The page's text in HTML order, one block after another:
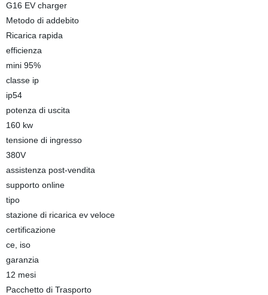
G16 EV charger
Metodo di addebito
Ricarica rapida
efficienza
mini 95%
classe ip
ip54
potenza di uscita
160 kw
tensione di ingresso
380V
assistenza post-vendita
supporto online
tipo
stazione di ricarica ev veloce
certificazione
ce, iso
garanzia
12 mesi
Pacchetto di Trasporto